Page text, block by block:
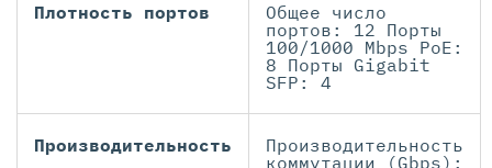
Плотность портов
Общее число
портов: 12 Порты
100/1000 Mbps PoE:
8 Порты Gigabit
SFP: 4
Производительность
Производительность
коммутации (Gbps):